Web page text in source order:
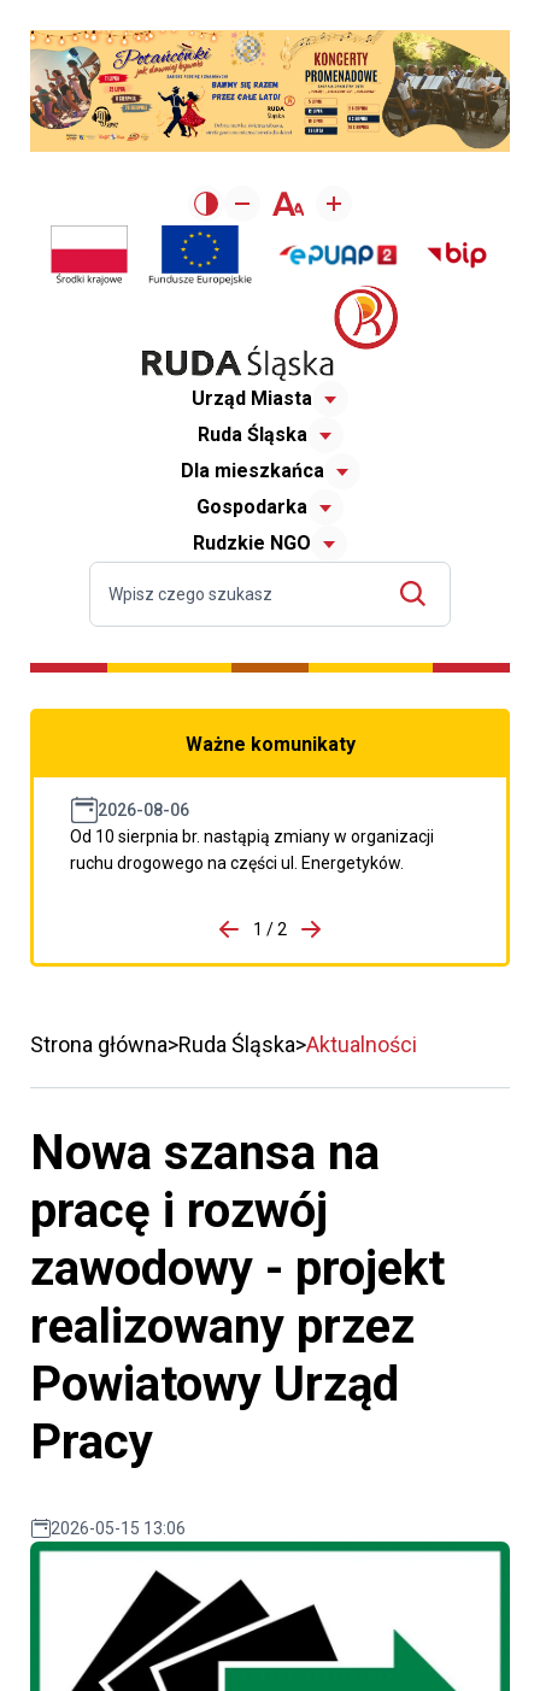
Urząd Miasta
Ruda Śląska
Dla mieszkańca
Gospodarka
Rudzkie NGO
Ważne komunikaty
2026-08-06
Od 10 sierpnia br. nastąpią zmiany w organizacji
ruchu drogowego na części ul. Energetyków.
porzpedniego komunikatu
1 / 2
Przejdź do następnego
Strona główna Ruda Śląska Aktualności
Nowa szansa na
pracę i rozwój
zawodowy - projekt
realizowany przez
Powiatowy Urząd
Pracy
2026-05-15 13:06